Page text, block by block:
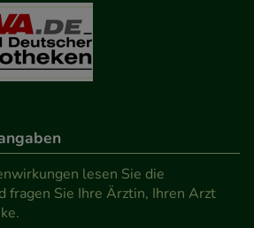
Seite an bevorzugte
Spracheinstellung)
Cookies ermöglichen es uns
zugeschrittene Inhalte
Hierüber lassen sich
die Art und Weise der Nutzung
lesen Sie die
fragen Sie Ihre Ärztin, Ihren Arzt